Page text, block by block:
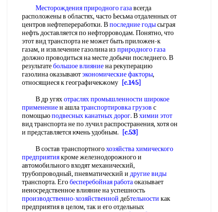
Месторождения природного газавсегда
расположены в областях, часто Ьесьма отдаленных от
центров нефтепереработки. Впоследние годысьграя
нефть доставляется по нефторроводам. Понятно, что
этот вид транспорта не может быть приложен-к
газам, и извлечение газолина из природного газа
должно проводиться на месте добычи последнего. В
результатебольшое влияниена рекуперацию
газолина оказываютэкономические факторы,
относящиеся к географичекжому [c.145]
В др угяхотраслях промышленности широкое
применениен ашлатранспортировка грузов с
помощьюподвесных канатных дорог. Вхимии этот
вид транспорта не по лучил распространения, хотя он
и представляется ючень удобным.
[c.53]
В состав транспортногохозяйства химического
предприятиякроме железнодорожного и
автомобильного входят механический,
трубопроводный, пневматический и другие виды
транспорта. Егобесперебойная работаоказывает
иеиосредственное влияние на успешность
производственно-хозяйственной де5тельности как
предприятия в целом, так и его отдельных